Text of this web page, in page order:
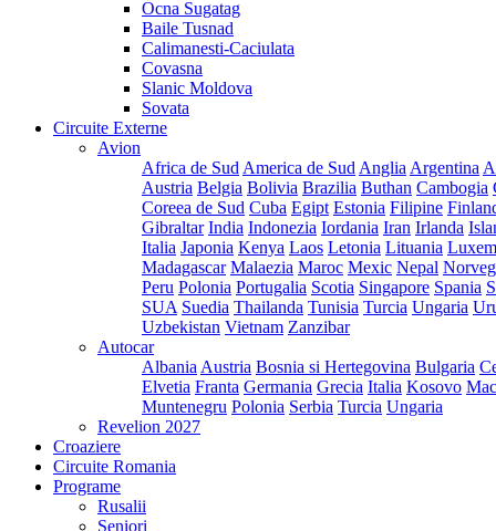
Ocna Sugatag
Baile Tusnad
Calimanesti-Caciulata
Covasna
Slanic Moldova
Sovata
Circuite Externe
Avion
Africa de Sud America de Sud Anglia Argentina
Austria Belgia Bolivia Brazilia Buthan Cambogia
Coreea de Sud Cuba Egipt Estonia Filipine
Gibraltar India Indonezia Iordania Iran Irlanda
Italia Japonia Kenya Laos Letonia Lituania
Madagascar Malaezia Maroc Mexic Nepal
Peru Polonia Portugalia Scotia Singapore Spania
SUA Suedia Thailanda Tunisia Turcia Ungaria
Uzbekistan Vietnam Zanzibar
Autocar
Albania Austria Bosnia si Hertegovina Bulgaria
Elvetia Franta Germania Grecia Italia Kosovo
Muntenegru Polonia Serbia Turcia Ungaria
Revelion 2027
Croaziere
Circuite Romania
Programe
Rusalii
Seniori